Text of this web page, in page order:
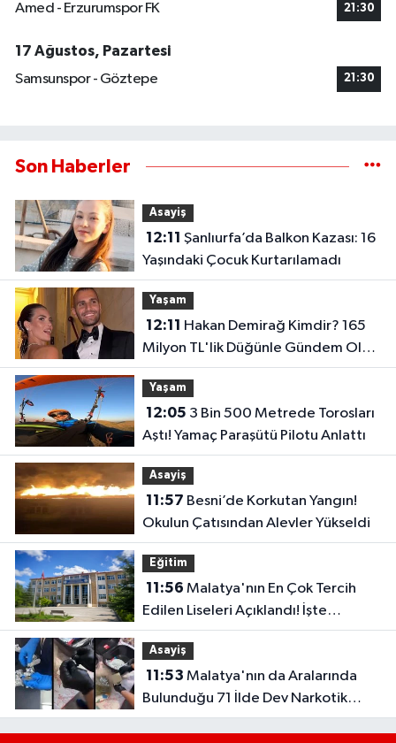
Amed - Erzurumspor FK 21:30
17 Ağustos, Pazartesi
Samsunspor - Göztepe
21:30
Son Haberler
Asayiş
12:11
Yaşındaki Çocuk Kurtarılamadı
Yaşam
12:11
Milyon TL'lik Düğünle Gündem Olan
"Döner Kralı" Nereli, Ne İş Yapıyor?
Yaşam
12:05
Aştı! Yamaç Paraşütü Pilotu Anlattı
Asayiş
11:57
Okulun Çatısından Alevler Yükseldi
Eğitim
11:56
Edilen Liseleri Açıklandı! İşte
Öğrencilerin İlk Tercihleri
Asayiş
11:53
Bulunduğu 71 İlde Dev Narkotik
Operasyonu: 844 Tutuklama